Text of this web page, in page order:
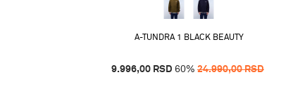
A-TUNDRA 1 BLACK BEAUTY
9.996,00 RSD 60% 24.990,00RSD